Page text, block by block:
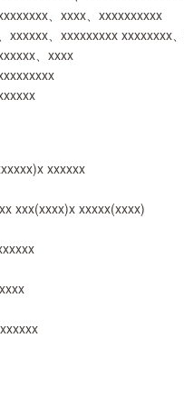
、xxxx、xxxxxxxxxx
xxxxxx、xxxxxxxxx xxxxxxxx
、xxxx
xxxxxx
xxx(xxxx)x xxxxx(xxxx)